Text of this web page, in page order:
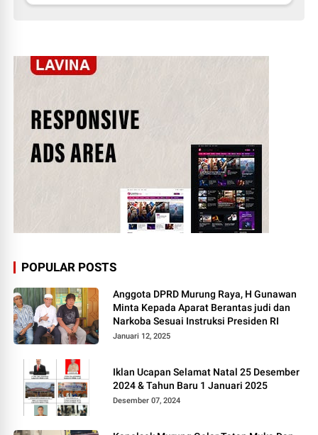
POPULAR POSTS
Anggota DPRD Murung Raya, H Gunawan
Minta Kepada Aparat Berantas judi dan
Narkoba Sesuai Instruksi Presiden RI
Januari 12, 2025
Iklan Ucapan Selamat Natal 25 Desember
2024 & Tahun Baru 1 Januari 2025
Desember 07, 2024